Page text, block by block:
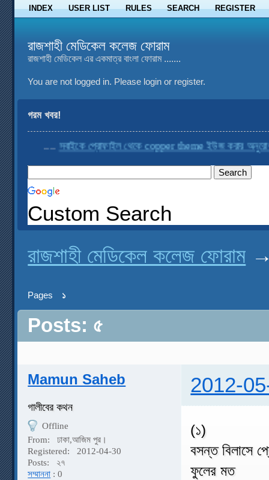
INDEX USER LIST RULES SEARCH REGISTER
রাজশাহী মেডিকেল কলেজ ফোরাম
রাজশাহী মেডিকেল এর একমাত্র বাংলা ফোরাম .......
You are not logged in. Please login or register.
গরম খবর!
সবাইকে প্রোফাইল থেকে copper theme ইউজ করার অনুরোধ
Custom Search
রাজশাহী মেডিকেল কলেজ ফোরাম
Pages ১
Posts: ৫
Mamun Saheb 2012-
গালীবের কথন
Offline
From:
ঢাকা,আজিম পুর।
Registered:
2012-04-30
Posts:
২৭
সম্মাননা : 0
(১)
বসন্ত বিলাসে
ফুলের মত